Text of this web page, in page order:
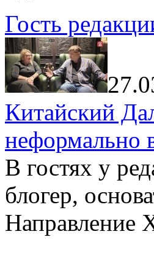
Гость
Китайский
неформально
В гостях у
блогер,
Направление